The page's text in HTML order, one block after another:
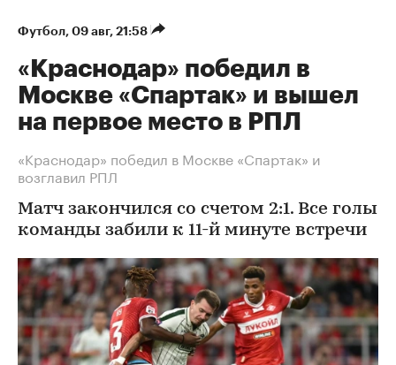
Футбол⁠, 09 авг, 21:58
«Краснодар» победил в
Москве «Спартак» и вышел
на первое место в РПЛ
«Краснодар» победил в Москве «Спартак» и
возглавил РПЛ
Матч закончился со счетом 2:1. Все голы
команды забили к 11-й минуте встречи